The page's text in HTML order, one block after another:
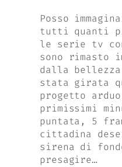
Posso
tutti quanti
le serie tv
sono rimasto
dalla
stata girata
progetto
primissimi
puntata, 5
cittadina
sirena di
presagire…